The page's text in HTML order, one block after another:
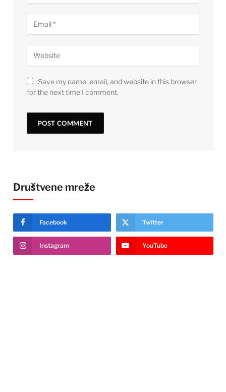
Save my name, email, and website in this browser
for the next time I comment.
Društvene mreže
Facebook Twitter
Instagram YouTube